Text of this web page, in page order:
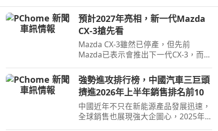
則公布新款電動皮卡車名與售價。
預計2027年亮相，新一代Mazda
CX-3搶先看
Mazda CX-3雖然已停產，但先前
Mazda已表示會推出下一代CX-3，而就
在近日Mazda於會議報告中就透露了新
一代CX-3。
強勢進攻排行榜，中國汽車三巨頭
擠進2026年上半年銷售排名前10
中國近年不只在新能源產品發展迅速，
全球銷售也展現強大企圖心，2025年